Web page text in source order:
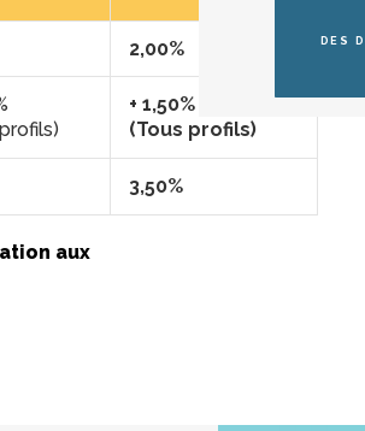
2,00%
+ 1,50%
(Tous profils)
3,50%
aux
DES